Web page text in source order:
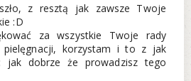
z resztą jak zawsze Twoje
:D
za wszystkie Twoje rady
pielęgnacji, korzystam i to z jak
jak dobrze że prowadzisz tego